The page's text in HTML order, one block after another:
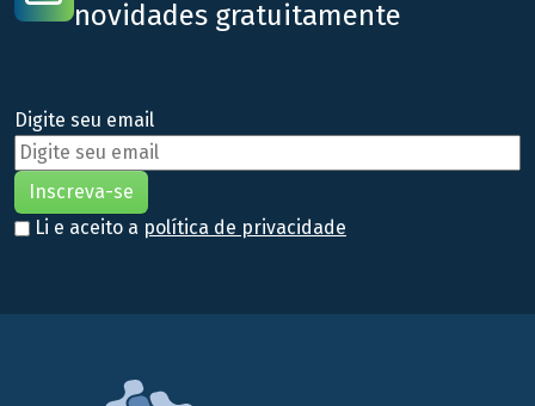
novidades gratuitamente
Digite seu email
Li e aceito a política de privacidade